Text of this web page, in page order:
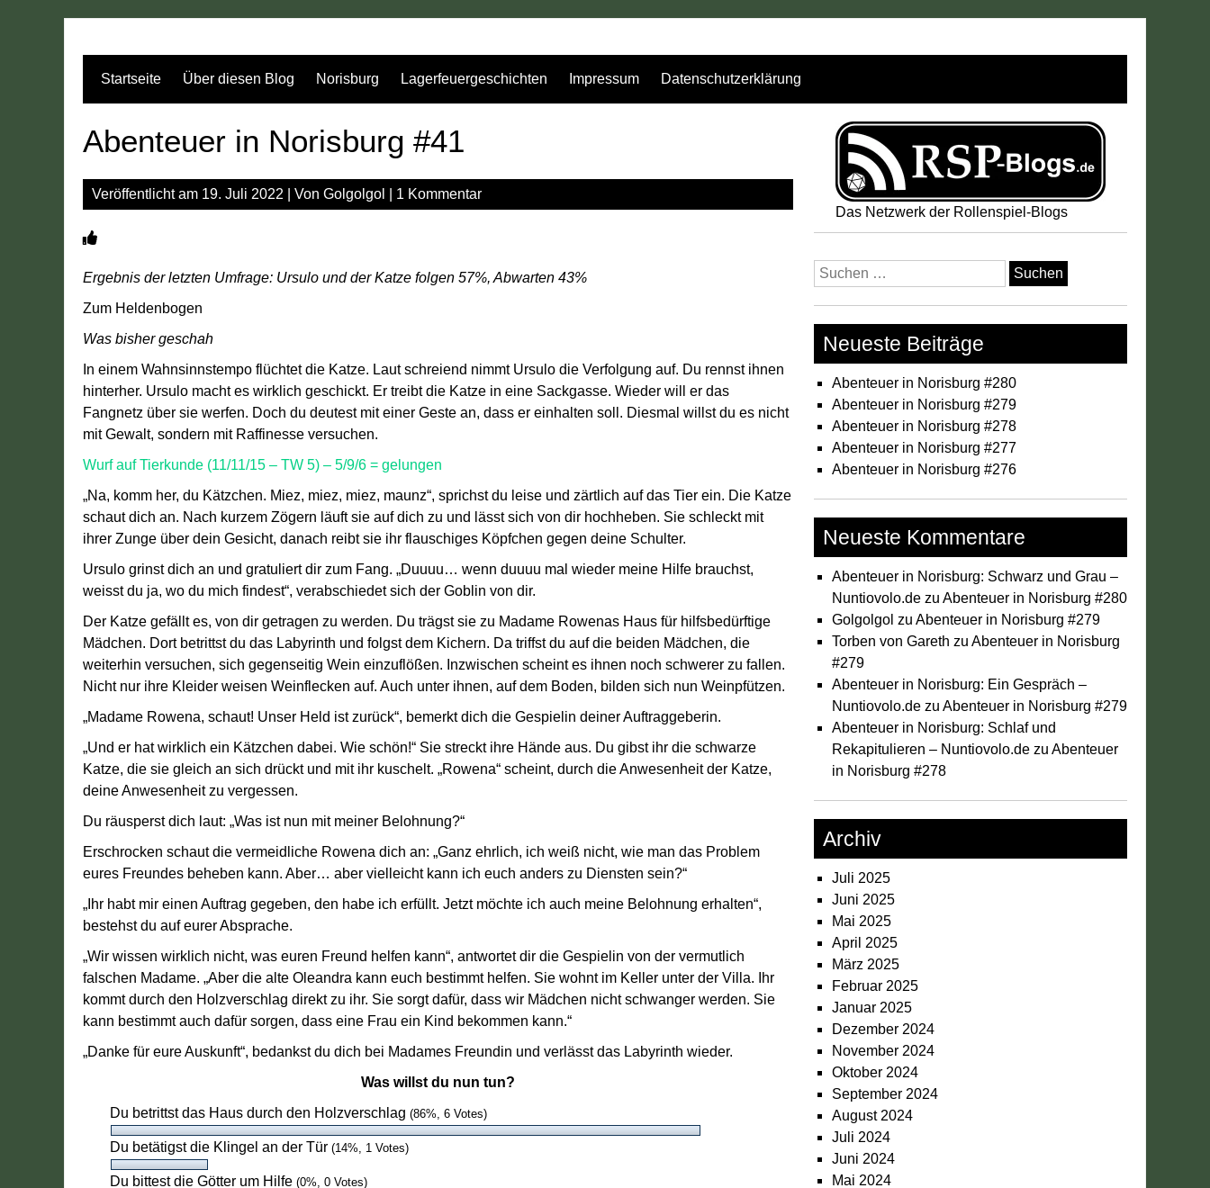
Startseite
Über diesen Blog Norisburg Lagerfeuergeschichten Impressum Datenschutzerklärung
Abenteuer in Norisburg #41
Veröffentlicht am 19. Juli 2022 | Von Golgolgol 1 Kommentar
Ergebnis der letzten Umfrage: Ursulo und der Katze folgen 57%, Abwarten 43%
Zum Heldenbogen
Was bisher geschah
In einem Wahnsinnstempo flüchtet die Katze. Laut schreiend nimmt Ursulo die Verfolgung auf. Du rennst ihnen
hinterher. Ursulo macht es wirklich geschickt. Er treibt die Katze in eine Sackgasse. Wieder will er das
Fangnetz über sie werfen. Doch du deutest mit einer Geste an, dass er einhalten soll. Diesmal willst du es nicht
mit Gewalt, sondern mit Raffinesse versuchen.
Wurf auf Tierkunde (11/11/15 – TW 5) – 5/9/6 = gelungen
„Na, komm her, du Kätzchen. Miez, miez, miez, maunz“, sprichst du leise und zärtlich auf das Tier ein. Die Katze
schaut dich an. Nach kurzem Zögern läuft sie auf dich zu und lässt sich von dir hochheben. Sie schleckt mit
ihrer Zunge über dein Gesicht, danach reibt sie ihr flauschiges Köpfchen gegen deine Schulter.
Ursulo grinst dich an und gratuliert dir zum Fang. „Duuuu… wenn duuuu mal wieder meine Hilfe brauchst,
weisst du ja, wo du mich findest“, verabschiedet sich der Goblin von dir.
Der Katze gefällt es, von dir getragen zu werden. Du trägst sie zu Madame Rowenas Haus für hilfsbedürftige
Mädchen. Dort betrittst du das Labyrinth und folgst dem Kichern. Da triffst du auf die beiden Mädchen, die
weiterhin versuchen, sich gegenseitig Wein einzuflößen. Inzwischen scheint es ihnen noch schwerer zu fallen.
Nicht nur ihre Kleider weisen Weinflecken auf. Auch unter ihnen, auf dem Boden, bilden sich nun Weinpfützen.
„Madame Rowena, schaut! Unser Held ist zurück“, bemerkt dich die Gespielin deiner Auftraggeberin.
„Und er hat wirklich ein Kätzchen dabei. Wie schön!“ Sie streckt ihre Hände aus. Du gibst ihr die schwarze
Katze, die sie gleich an sich drückt und mit ihr kuschelt. „Rowena“ scheint, durch die Anwesenheit der Katze,
deine Anwesenheit zu vergessen.
Du räusperst dich laut: „Was ist nun mit meiner Belohnung?“
Erschrocken schaut die vermeidliche Rowena dich an: „Ganz ehrlich, ich weiß nicht, wie man das Problem
eures Freundes beheben kann. Aber… aber vielleicht kann ich euch anders zu Diensten sein?“
„Ihr habt mir einen Auftrag gegeben, den habe ich erfüllt. Jetzt möchte ich auch meine Belohnung erhalten“,
bestehst du auf eurer Absprache.
„Wir wissen wirklich nicht, was euren Freund helfen kann“, antwortet dir die Gespielin von der vermutlich
falschen Madame. „Aber die alte Oleandra kann euch bestimmt helfen. Sie wohnt im Keller unter der Villa. Ihr
kommt durch den Holzverschlag direkt zu ihr. Sie sorgt dafür, dass wir Mädchen nicht schwanger werden. Sie
kann bestimmt auch dafür sorgen, dass eine Frau ein Kind bekommen kann.“
„Danke für eure Auskunft“, bedankst du dich bei Madames Freundin und verlässt das Labyrinth wieder.
Was willst du nun tun?
Du betrittst das Haus durch den Holzverschlag (86%, 6 Votes)
Du betätigst die Klingel an der Tür (14%, 1 Votes)
Du bittest die Götter um Hilfe (0%, 0 Votes)
Das Netzwerk der Rollenspiel-Blogs
Suchen
nach:
Neueste Beiträge
Abenteuer in Norisburg #280
Abenteuer in Norisburg #279
Abenteuer in Norisburg #278
Abenteuer in Norisburg #277
Abenteuer in Norisburg #276
Neueste Kommentare
Abenteuer in Norisburg: Schwarz und Grau –
Nuntiovolo.de zu Abenteuer in Norisburg #280
Golgolgol zu Abenteuer in Norisburg #279
Torben von Gareth zu Abenteuer in Norisburg
#279
Abenteuer in Norisburg: Ein Gespräch –
Nuntiovolo.de zu Abenteuer in Norisburg #279
Abenteuer in Norisburg: Schlaf und
Rekapitulieren – Nuntiovolo.de zu Abenteuer
in Norisburg #278
Archiv
Juli 2025
Juni 2025
Mai 2025
April 2025
März 2025
Februar 2025
Januar 2025
Dezember 2024
November 2024
Oktober 2024
September 2024
August 2024
Juli 2024
Juni 2024
Mai 2024